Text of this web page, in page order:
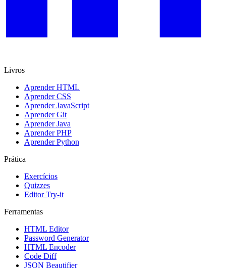
Livros
Aprender HTML
Aprender CSS
Aprender JavaScript
Aprender Git
Aprender Java
Aprender PHP
Aprender Python
Prática
Exercícios
Quizzes
Editor Try-it
Ferramentas
HTML Editor
Password Generator
HTML Encoder
Code Diff
JSON Beautifier